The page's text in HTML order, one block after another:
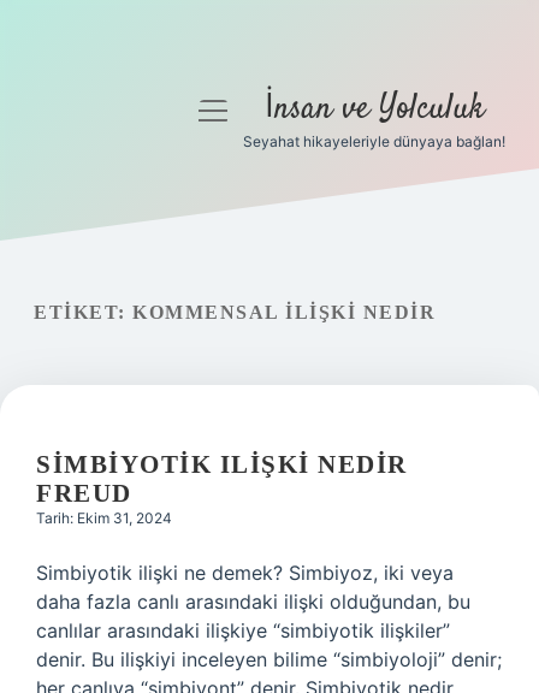
Gizlilik Politikası
menüyü İnsan ve Yolculuk
Seyahat hikayeleriyle dünyaya bağlan!
ETIKET: KOMMENSAL ILIŞKI NEDIR
SIMBIYOTIK ILIŞKI NEDIR
FREUD
Tarih: Ekim 31, 2024
Simbiyotik ilişki ne demek? Simbiyoz, iki veya
daha fazla canlı arasındaki ilişki olduğundan, bu
canlılar arasındaki ilişkiye “simbiyotik ilişkiler”
denir. Bu ilişkiyi inceleyen bilime “simbiyoloji” denir;
her canlıya “simbiyont” denir. Simbiyotik nedir